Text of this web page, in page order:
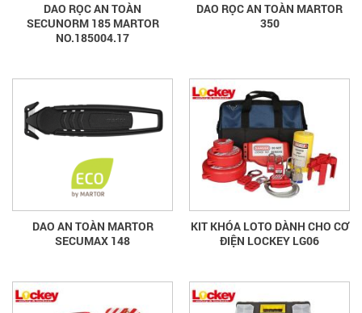
DAO RỌC AN TOÀN
SECUNORM 185 MARTOR
NO.185004.17
DAO RỌC AN TOÀN MARTOR
350
DAO AN TOÀN MARTOR
SECUMAX 148
KIT KHÓA LOTO DÀNH CHO CƠ
ĐIỆN LOCKEY LG06